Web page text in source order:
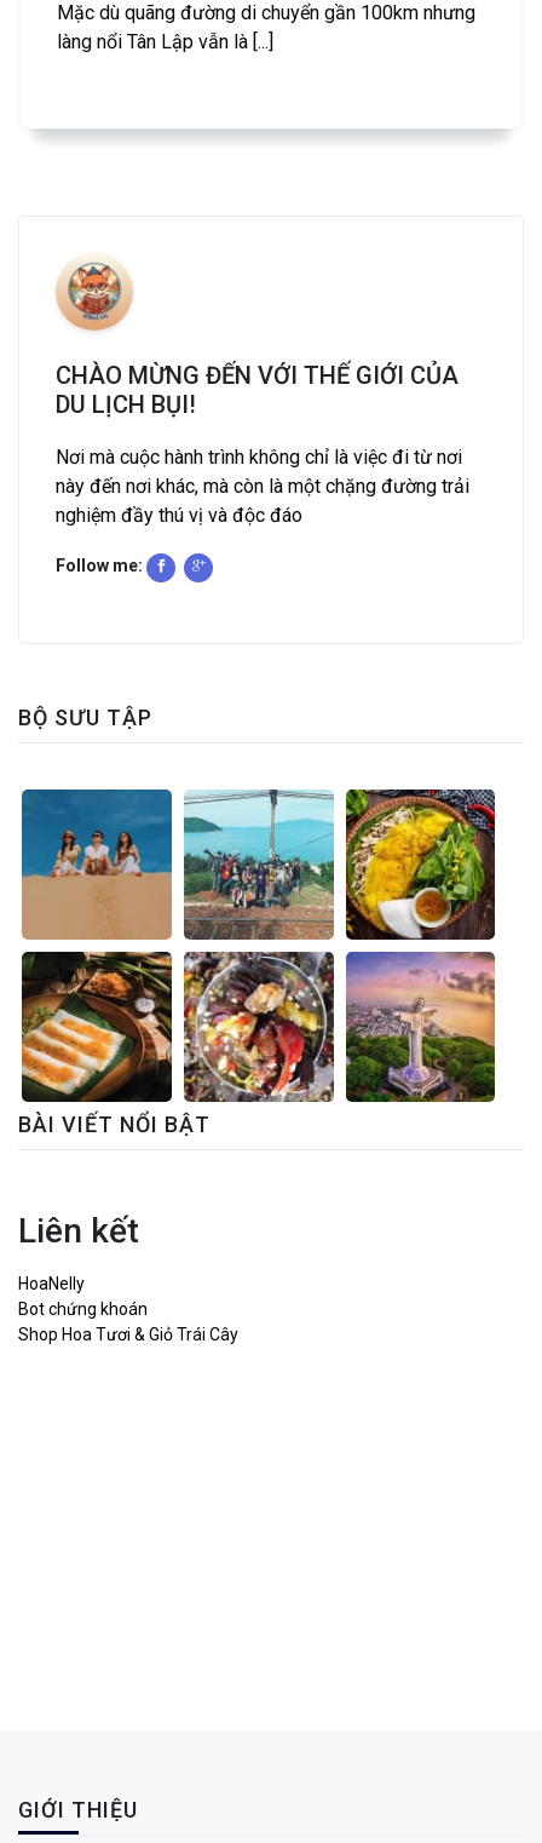
Mặc dù quãng đường di chuyển gần 100km nhưng
làng nổi Tân Lập vẫn là [...]
CHÀO MỪNG ĐẾN VỚI THẾ GIỚI CỦA
DU LỊCH BỤI!
Nơi mà cuộc hành trình không chỉ là việc đi từ nơi
này đến nơi khác, mà còn là một chặng đường trải
nghiệm đầy thú vị và độc đáo
Follow me:
BỘ SƯU TẬP
BÀI VIẾT NỔI BẬT
Liên kết
HoaNelly
Bot chứng khoán
Shop Hoa Tươi & Giỏ Trái Cây
GIỚI THIỆU